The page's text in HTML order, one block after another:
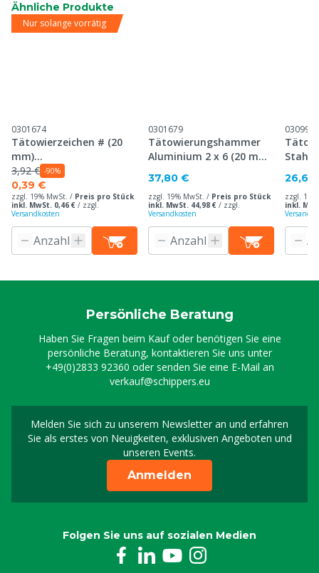
Ähnliche Produkte
Nur solange vorrätig
0301674
Tätowierzeichen # (20
mm)
Tätowierungshammer,
30 mm Platte
3,92 € -90%
0,39 €
zzgl. 19% MwSt. / Preis pro Stück
inkl. MwSt. 0,46 € / zzgl.
Versandkosten
0301679
Tätowierungshammer
Aluminium 2 x 6 (20 mm),
37,80 €
zzgl. 19% MwSt. / Preis pro Stück
inkl. MwSt. 44,98 € / zzgl.
Versandkosten
0309957
Stahl
26,60
zzgl.
inkl.
Persönliche Beratung
Haben Sie Fragen beim Kauf oder benötigen Sie eine
persönliche Beratung, kontaktieren Sie uns unter
+49(0)2833 92360 oder senden Sie eine E-Mail an
verkauf@schippers.eu
Melden Sie sich zu unserem Newsletter an und erfahren
Sie als erstes von Neuigkeiten, exklusiven Angeboten und
unseren Events.
Melden Sie sich für
Anmelden
Folgen Sie uns auf sozialen Medien